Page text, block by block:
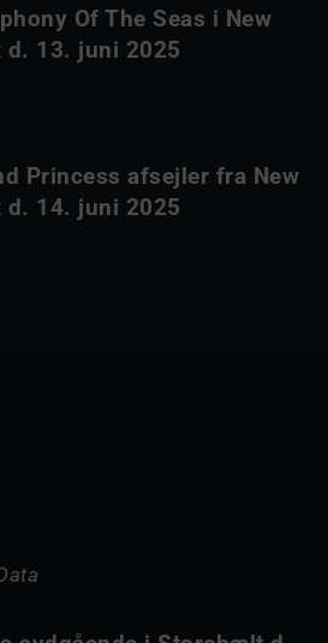
Of The Seas i New
d. 13. juni 2025
Princess afsejler fra New
d. 14. juni 2025